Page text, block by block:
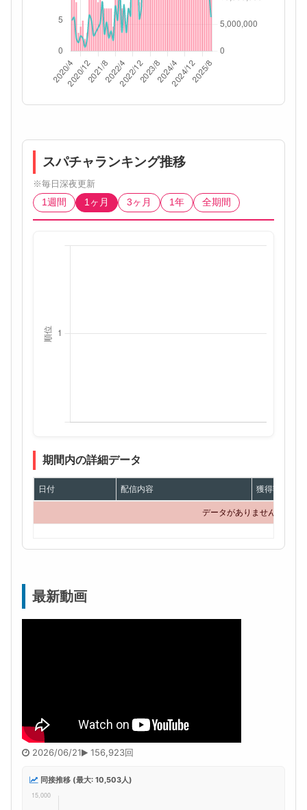
スパチャランキング推移
※毎日深夜更新
1週間
1ヶ月 3ヶ月 1年 全期間
期間内の詳細データ
日付 配信内容 獲得額
データがありません
最新動画
2026/06/21 156,923回
同接推移 (最大: 10,503人)